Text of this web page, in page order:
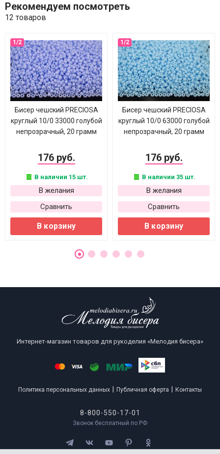
Рекомендуем посмотреть
12 товаров
Бисер чешский PRECIOSA
круглый 10/0 33000 голубой
непрозрачный, 20 грамм
176 руб.
В наличии 15 шт.
В желания
Сравнить
В корзину
Бисер чешский PRECIOSA
круглый 10/0 63000 голубой
непрозрачный, 20 грамм
176 руб.
В наличии 35 шт.
В желания
Сравнить
В корзину
Интернет-магазин товаров для рукоделия «Мелодия бисера»
Политика персональных данных Публичная оферта Контакты
8-800-550-17-01
Звонок бесплатный по РФ